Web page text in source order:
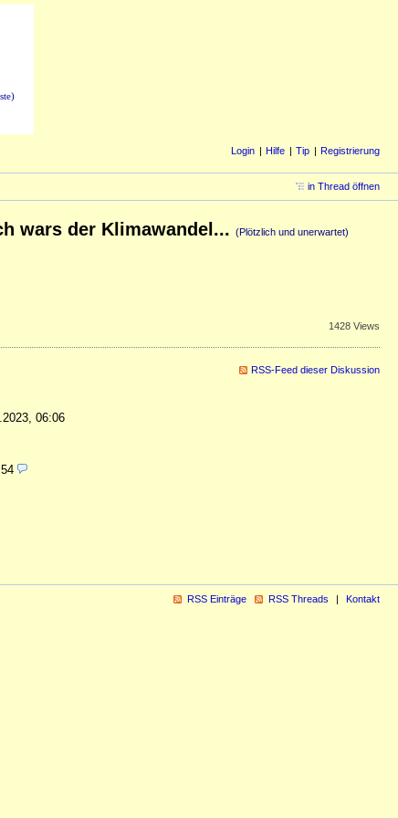
Login Hilfe Tip Registrierung
in Thread öffnen
wars der Klimawandel... (Plötzlich und unerwartet)
1428 Views
RSS-Feed dieser Diskussion
06:06
RSS Einträge RSS Threads Kontakt